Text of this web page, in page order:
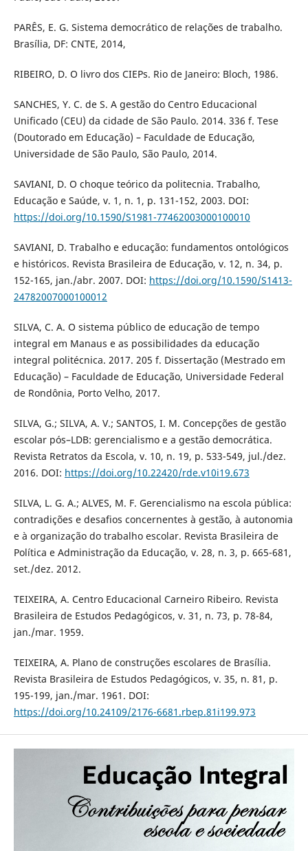
PARÊS, E. G. Sistema democrático de relações de trabalho.
Brasília, DF: CNTE, 2014,
RIBEIRO, D. O livro dos CIEPs. Rio de Janeiro: Bloch, 1986.
SANCHES, Y. C. de S. A gestão do Centro Educacional
Unificado (CEU) da cidade de São Paulo. 2014. 336 f. Tese
(Doutorado em Educação) – Faculdade de Educação,
Universidade de São Paulo, São Paulo, 2014.
SAVIANI, D. O choque teórico da politecnia. Trabalho,
Educação e Saúde, v. 1, n. 1, p. 131-152, 2003. DOI:
https://doi.org/10.1590/S1981-77462003000100010
SAVIANI, D. Trabalho e educação: fundamentos ontológicos
e históricos. Revista Brasileira de Educação, v. 12, n. 34, p.
152-165, jan./abr. 2007. DOI: https://doi.org/10.1590/S1413-
24782007000100012
SILVA, C. A. O sistema público de educação de tempo
integral em Manaus e as possibilidades da educação
integral politécnica. 2017. 205 f. Dissertação (Mestrado em
Educação) – Faculdade de Educação, Universidade Federal
de Rondônia, Porto Velho, 2017.
SILVA, G.; SILVA, A. V.; SANTOS, I. M. Concepções de gestão
escolar pós–LDB: gerencialismo e a gestão democrática.
Revista Retratos da Escola, v. 10, n. 19, p. 533-549, jul./dez.
2016. DOI: https://doi.org/10.22420/rde.v10i19.673
SILVA, L. G. A.; ALVES, M. F. Gerencialismo na escola pública:
contradições e desafios concernentes à gestão, à autonomia
e à organização do trabalho escolar. Revista Brasileira de
Política e Administração da Educação, v. 28, n. 3, p. 665-681,
set./dez. 2012.
TEIXEIRA, A. Centro Educacional Carneiro Ribeiro. Revista
Brasileira de Estudos Pedagógicos, v. 31, n. 73, p. 78-84,
jan./mar. 1959.
TEIXEIRA, A. Plano de construções escolares de Brasília.
Revista Brasileira de Estudos Pedagógicos, v. 35, n. 81, p.
195-199, jan./mar. 1961. DOI:
https://doi.org/10.24109/2176-6681.rbep.81i199.973